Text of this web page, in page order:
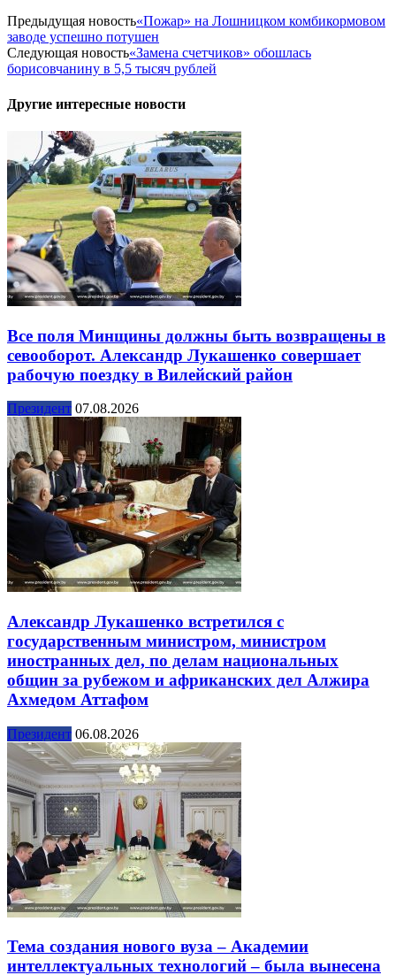
Предыдущая новость«Пожар» на Лошницком комбикормовом
заводе успешно потушен
Следующая новость«Замена счетчиков» обошлась
борисовчанину в 5,5 тысяч рублей
Другие интересные новости
Все поля Минщины должны быть возвращены в
севооборот. Александр Лукашенко совершает
рабочую поездку в Вилейский район
Президент 07.08.2026
Александр Лукашенко встретился с
государственным министром, министром
иностранных дел, по делам национальных
общин за рубежом и африканских дел Алжира
Ахмедом Аттафом
Президент 06.08.2026
Тема создания нового вуза – Академии
интеллектуальных технологий – была вынесена